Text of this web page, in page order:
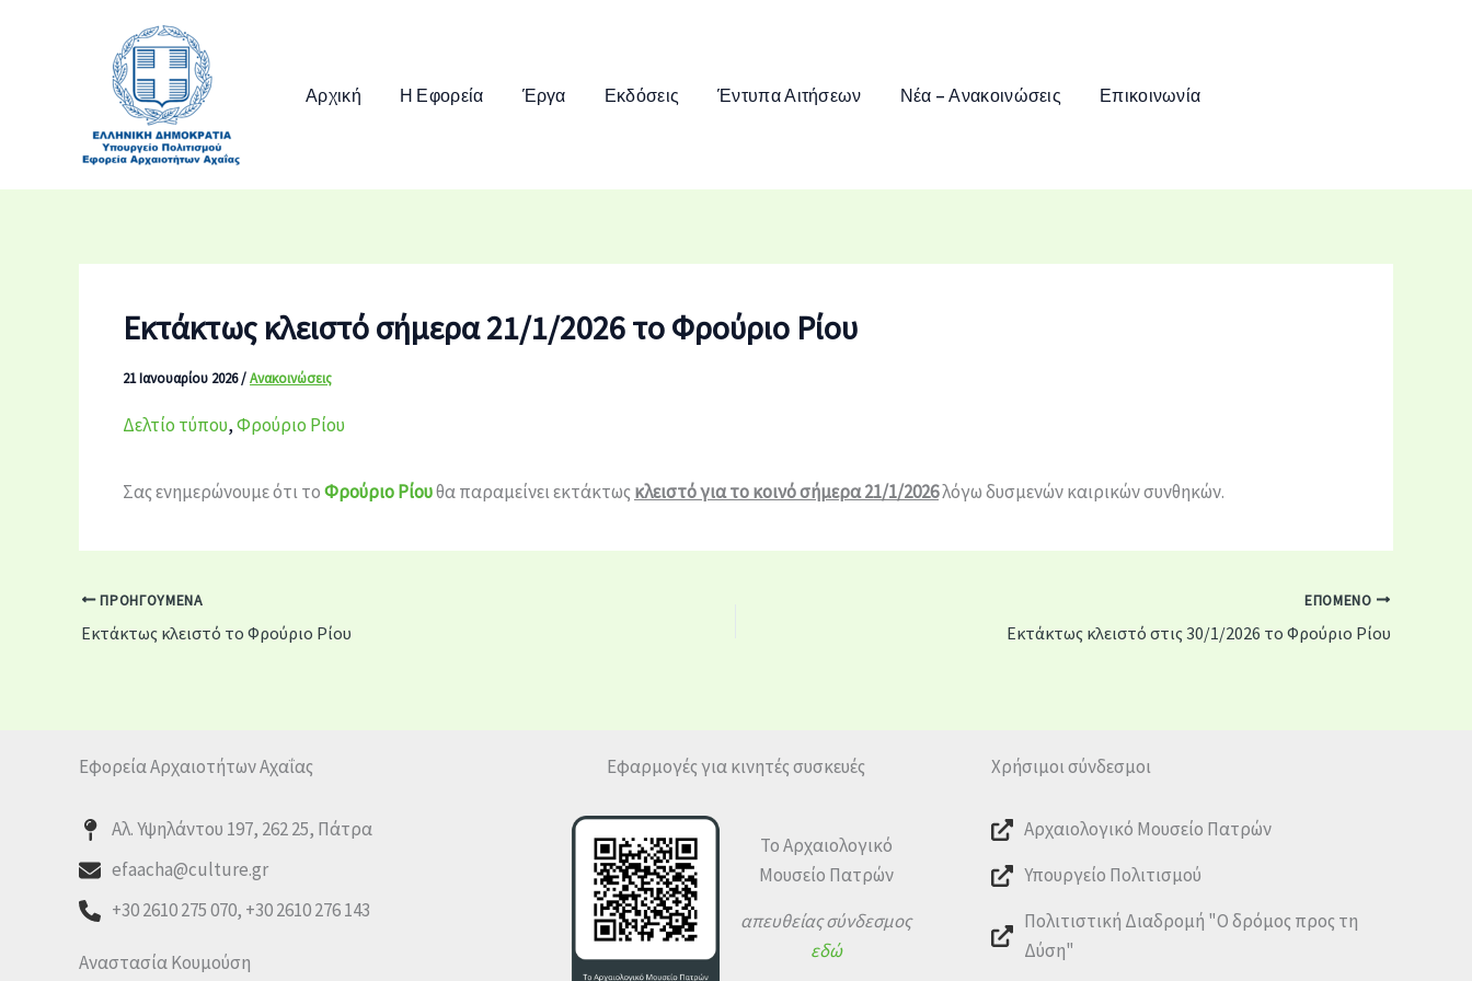
Αρχική Η Εφορεία Έργα Εκδόσεις Έντυπα Αιτήσεων Νέα – Ανακοινώσεις Επικοινωνία
Εκτάκτως κλειστό σήμερα 21/1/2026 το Φρούριο Ρίου
21 Ιανουαρίου 2026/Ανακοινώσεις
Δελτίο τύπου,Φρούριο Ρίου
Σας ενημερώνουμε ότι τοΦρούριο Ρίουθα παραμείνει εκτάκτωςκλειστό για το κοινόσήμερα 21/1/2026λόγω δυσμενών καιρικών συνθηκών.
ΠΡΟΗΓΟΎΜΕΝΑ
Εκτάκτως κλειστό το Φρούριο Ρίου
ΕΠΌΜΕΝΟ
Εκτάκτως κλειστό στις 30/1/2026 το Φρούριο Ρίου
Εφορεία Αρχαιοτήτων Αχαΐας
Αλ. Υψηλάντου 197, 262 25, Πάτρα
efaacha@culture.gr
+30 2610 275 070, +30 2610 276 143
Αναστασία Κουμούση
Εφαρμογές για κινητές συσκευές
Το Αρχαιολογικό
Μουσείο Πατρών
απευθείας σύνδεσμος
εδώ
Χρήσιμοι σύνδεσμοι
Αρχαιολογικό Μουσείο Πατρών
Υπουργείο Πολιτισμού
Πολιτιστική Διαδρομή "Ο δρόμος προς τη
Δύση"